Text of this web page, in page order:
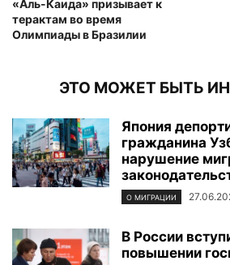
«Аль-Каида» призывает к
терактам во время
Олимпиады в Бразилии
ЭТО МОЖЕТ БЫТЬ
Япония
гражданина
нарушение
О МИГРАЦИИ
В России
повышении